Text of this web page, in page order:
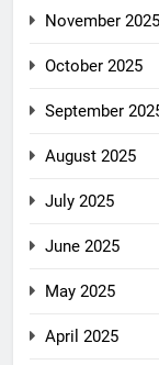
November 2025
October 2025
September
August 2025
July 2025
June 2025
May 2025
April 2025